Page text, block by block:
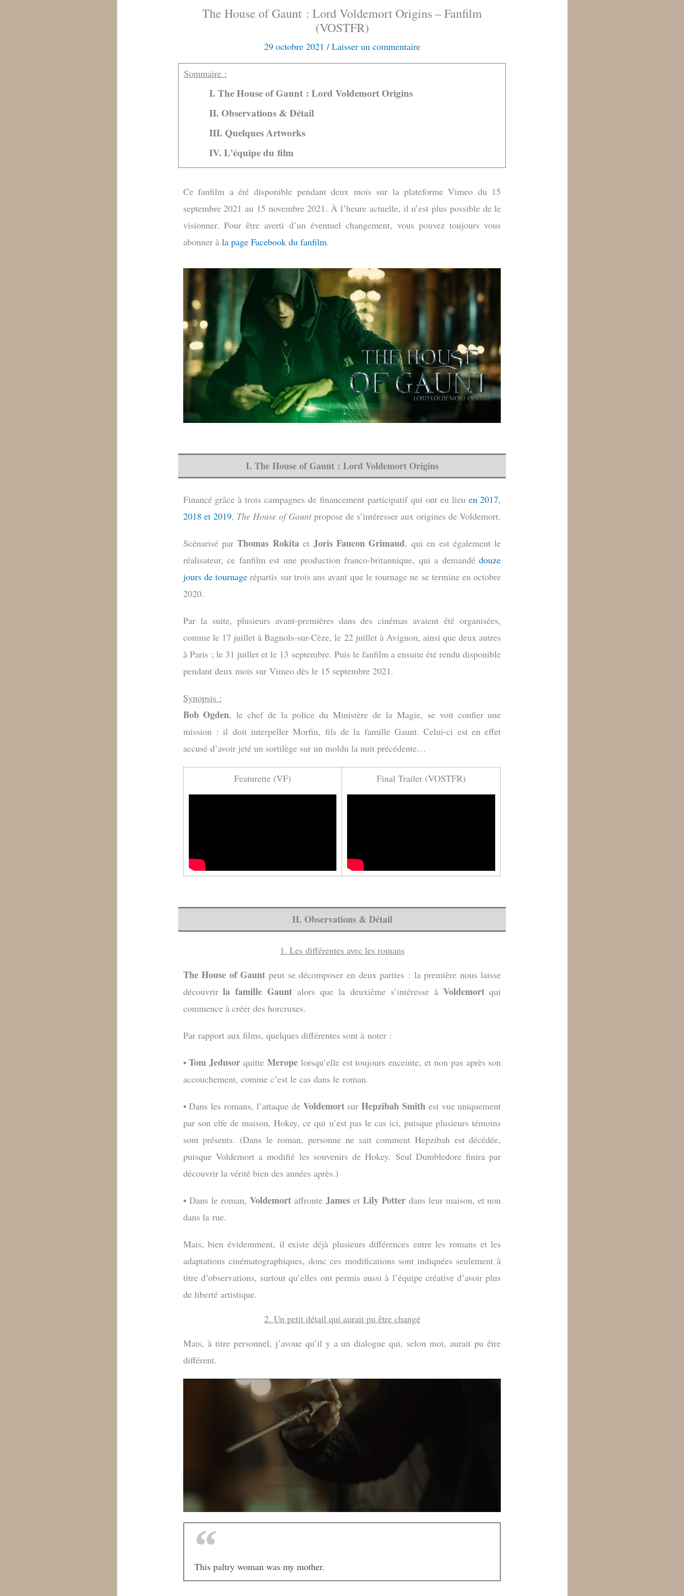
The House of Gaunt : Lord Voldemort Origins – Fanfilm
(VOSTFR)
29 octobre 2021 / Laisser un commentaire
Sommaire :
I. The House of Gaunt : Lord Voldemort Origins
II. Observations & Détail
III. Quelques Artworks
IV. L’équipe du film
Ce fanfilm a été disponible pendant deux mois sur la plateforme Vimeo du 15
septembre 2021 au 15 novembre 2021. À l’heure actuelle, il n’est plus possible de le
visionner. Pour être averti d’un éventuel changement, vous pouvez toujours vous
abonner à la page Facebook du fanfilm.
I. The House of Gaunt : Lord Voldemort Origins
Financé grâce à trois campagnes de financement participatif qui ont eu lieu en 2017,
2018 et 2019, The House of Gauntpropose de s’intéresser aux origines de Voldemort.
Scénarisé parThomas Rokitaet Joris Faucon Grimaud, qui en est également le
réalisateur, ce fanfilm est une production franco-britannique, qui a demandédouze
jours de tournage répartis sur trois ans avant que le tournage ne se termine en octobre
2020.
Par la suite, plusieurs avant-premières dans des cinémas avaient été organisées,
comme le 17 juillet à Bagnols-sur-Cèze, le 22 juillet à Avignon, ainsi que deux autres
à Paris ; le 31 juillet et le 13 septembre. Puis le fanfilm a ensuite été rendu disponible
pendant deux mois sur Vimeo dès le 15 septembre 2021.
Synopsis :
Bob Ogden, le chef de la police du Ministère de la Magie, se voit confier une
mission : il doit interpeller Morfin, fils de la famille Gaunt. Celui-ci est en effet
accusé d’avoir jeté un sortilège sur un moldu la nuit précédente…
Featurette (VF) Final Trailer (VOSTFR)
II. Observations & Détail
1. Les différentes avec les romans
The House of Gaunt peut se décomposer en deux parties : la première nous laisse
découvrirla famille Gaunt alors que la deuxième s’intéresse à Voldemortqui
commence à créer des horcruxes.
Par rapport aux films, quelques différentes sont à noter :
•Tom Jedusor quitte Meropelorsqu’elle est toujours enceinte, et non pas après son
accouchement, comme c’est le cas dans le roman.
• Dans les romans, l’attaque de VoldemortsurHepzibah Smithest vue uniquement
par son elfe de maison, Hokey, ce qui n’est pas le cas ici, puisque plusieurs témoins
sont présents. (Dans le roman, personne ne sait comment Hepzibah est décédée,
puisque Voldemort a modifié les souvenirs de Hokey. Seul Dumbledore finira par
découvrir la vérité bien des années après.)
• Dans le roman, Voldemortaffronte Jameset Lily Potterdans leur maison, et non
dans la rue.
Mais, bien évidemment, il existe déjà plusieurs différences entre les romans et les
adaptations cinématographiques, donc ces modifications sont indiquées seulement à
titre d’observations, surtout qu’elles ont permis aussi à l’équipe créative d’avoir plus
de liberté artistique.
2. Un petit détail qui aurait pu être changé
Mais, à titre personnel, j’avoue qu’il y a un dialogue qui, selon moi, aurait pu être
différent.
This paltry woman was my mother.